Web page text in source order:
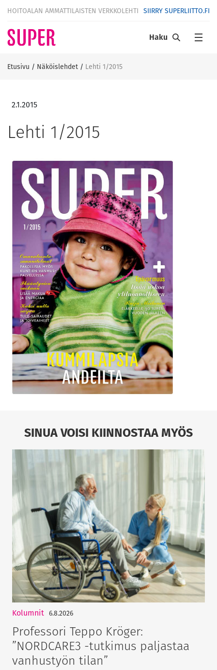
HOITOALAN AMMATTILAISTEN VERKKOLEHTI SIIRRY SUPERLIITTO.FI
Haku
Etusivu / Näköislehdet / Lehti 1/2015
2.1.2015
Lehti 1/2015
SINUA VOISI KIINNOSTAA MYÖS
Kolumnit 6.8.2026
Professori Teppo Kröger:
”NORDCARE3 -tutkimus paljastaa
vanhustyön tilan”